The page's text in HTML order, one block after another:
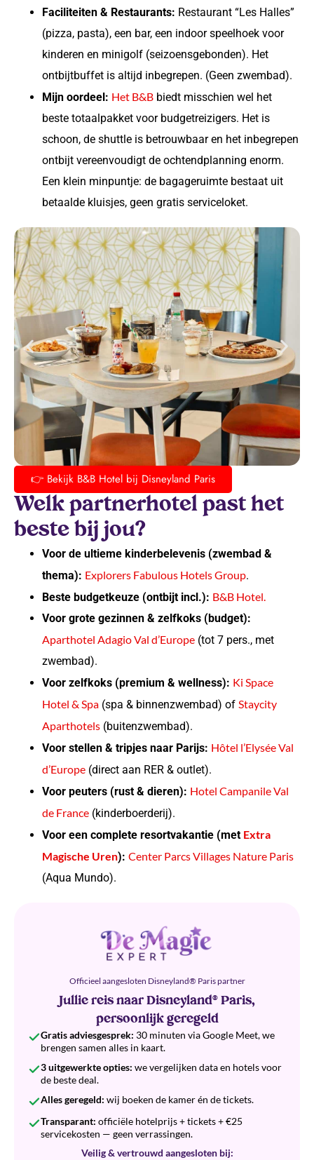
Faciliteiten & Restaurants: Restaurant “Les Halles”
(pizza, pasta), een bar, een indoor speelhoek voor
kinderen en minigolf (seizoensgebonden). Het
ontbijtbuffet is altijd inbegrepen. (Geen zwembad).
Mijn oordeel: Het B&B biedt misschien wel het
beste totaalpakket voor budgetreizigers. Het is
schoon, de shuttle is betrouwbaar en het inbegrepen
ontbijt vereenvoudigt de ochtendplanning enorm.
Een klein minpuntje: de bagageruimte bestaat uit
betaalde kluisjes, geen gratis serviceloket.
👉 Bekijk B&B Hotel bij Disneyland Paris
Welk partnerhotel past het
beste bij jou?
Voor de ultieme kinderbelevenis (zwembad &
thema): Explorers Fabulous Hotels Group.
Beste budgetkeuze (ontbijt incl.): B&B Hotel.
Voor grote gezinnen & zelfkoks (budget):
Aparthotel Adagio Val d’Europe (tot 7 pers., met
zwembad).
Voor zelfkoks (premium & wellness): Ki Space
Hotel & Spa (spa & binnenzwembad) of Staycity
Aparthotels (buitenzwembad).
Voor stellen & tripjes naar Parijs: Hôtel l’Elysée Val
d’Europe (direct aan RER & outlet).
Voor peuters (rust & dieren): Hotel Campanile Val
de France (kinderboerderij).
Voor een complete resortvakantie (met Extra
Magische Uren): Center Parcs Villages Nature Paris
(Aqua Mundo).
Officieel aangesloten Disneyland® Paris partner
Jullie reis naar Disneyland® Paris,
persoonlijk geregeld
Gratis adviesgesprek: 30 minuten via Google Meet, we
brengen samen alles in kaart.
3 uitgewerkte opties: we vergelijken data en hotels voor
de beste deal.
Alles geregeld: wij boeken de kamer én de tickets.
Transparant: officiële hotelprijs + tickets + €25
servicekosten — geen verrassingen.
Veilig & vertrouwd aangesloten bij: